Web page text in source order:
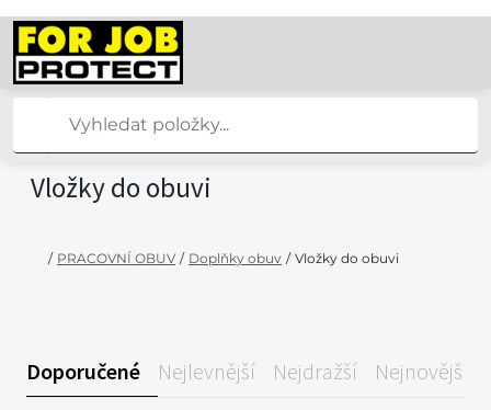
Vložky do obuvi
/ PRACOVNÍ OBUV / Doplňky obuv / Vložky do obuvi
Doporučené Nejlevnější Nejdražší Nejnovější